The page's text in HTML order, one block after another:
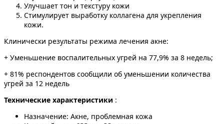
Улучшает тон и текстуру кожи
Стимулирует выработку коллагена для укрепления
кожи.
Клинически результаты режима лечения акне:
+ Уменьшение воспалительных угрей на 77,9% за 8 недель;
+ 81% респондентов сообщили об уменьшении количества
угрей за 12 недель
Технические характеристики :
Назначение: Акне, проблемная кожа